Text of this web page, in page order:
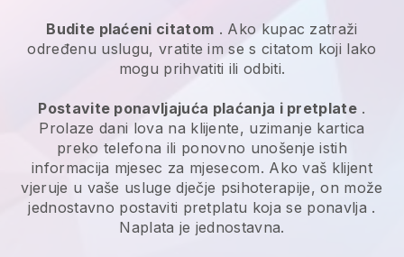
Budite plaćeni citatom . Ako kupac zatraži
određenu uslugu, vratite im se s citatom koji lako
mogu prihvatiti ili odbiti.
Postavite ponavljajuća plaćanja i pretplate .
Prolaze dani lova na klijente, uzimanje kartica
preko telefona ili ponovno unošenje istih
informacija mjesec za mjesecom. Ako vaš klijent
vjeruje u vaše usluge dječje psihoterapije, on može
jednostavno postaviti pretplatu koja se ponavlja .
Naplata je jednostavna.